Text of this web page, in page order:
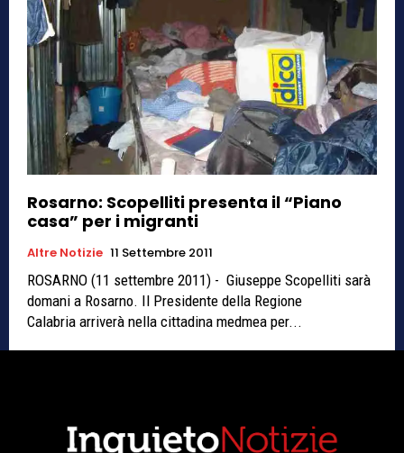
Rosarno: Scopelliti presenta il “Piano
casa” per i migranti
Altre Notizie 11 Settembre 2011
ROSARNO (11 settembre 2011) - Giuseppe Scopelliti sarà
domani a Rosarno. Il Presidente della Regione
Calabria arriverà nella cittadina medmea per...